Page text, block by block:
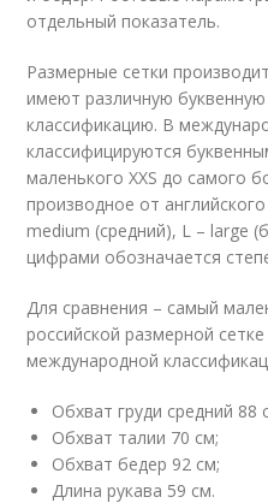
отдельный показатель.
Размерные сетки
имеют различную
классификацию. В
классифицируются
маленького XXS до самого
производное от
medium (средний), L – large
цифрами обозначается
Для сравнения – самый
российской размерной
международной
Обхват груди средний 88
Обхват талии 70 см;
Обхват бедер 92 см;
Длина рукава 59 см.